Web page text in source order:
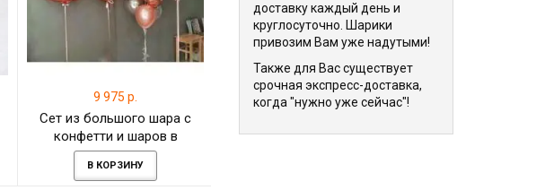
9 975 р.
Сет из большого шара с
конфетти и шаров в
розовом золоте на 50 лет
В КОРЗИНУ
9 580 р.
Фольгированные красные
женщины в мире
доставку каждый день и
круглосуточно. Шарики
привозим Вам уже надутыми!
Также для Вас существует
срочная экспресс-доставка,
когда "нужно уже сейчас"!